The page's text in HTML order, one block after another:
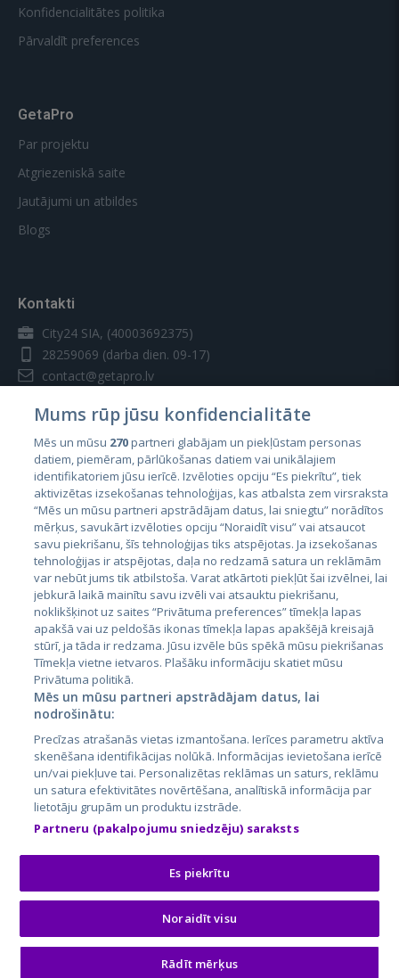
Konfidencialitātes politika
Pārvaldīt preferences
GetaPro
Par projektu
Atgriezeniskā saite
Jautājumi un atbildes
Blogs
Kontakti
City24 SIA, (40003692375)
28259069 (darba dien. 09-17)
contact@getapro.lv
Valstis
Igaunija
Latvija
Lietuva
City24.lv
City24.ee
GetaPro.lv
GetaPro.ee
Skelbiu.lt
Autoplius.lt
Aruodas.lt
CVbankas.lt
Kainos.lt
Paslaugos.lt
auto24.ee
Osta.ee
KuldneBörs.ee
© 2026 GetaPro. Visas tiesības aizsargātas.
Mums rūp jūsu konfidencialitāte
Mēs un mūsu 270partneri glabājam un piekļūstam personas
datiem, piemēram, pārlūkošanas datiem vai unikālajiem
identifikatoriem jūsu ierīcē. Izvēloties opciju “Es piekrītu”, tiek
aktivizētas izsekošanas tehnoloģijas, kas atbalsta zem virsraksta
“Mēs un mūsu partneri apstrādājam datus, lai sniegtu” norādītos
mērķus, savukārt izvēloties opciju “Noraidīt visu” vai atsaucot
savu piekrišanu, šīs tehnoloģijas tiks atspējotas. Ja izsekošanas
tehnoloģijas ir atspējotas, daļa no redzamā satura un reklāmām
var nebūt jums tik atbilstoša. Varat atkārtoti piekļūt šai izvēlnei, lai
jebkurā laikā mainītu savu izvēli vai atsauktu piekrišanu,
noklikšķinot uz saites “Privātuma preferences” tīmekļa lapas
apakšā vai uz peldošās ikonas tīmekļa lapas apakšējā kreisajā
stūrī, ja tāda ir redzama. Jūsu izvēle būs spēkā mūsu piekrišanas
Tīmekļa vietne ietvaros. Plašāku informāciju skatiet mūsu
Privātuma politikā.
Mēs un mūsu partneri apstrādājam datus, lai
nodrošinātu:
Precīzas atrašanās vietas izmantošana. Ierīces parametru aktīva
skenēšana identifikācijas nolūkā. Informācijas ievietošana ierīcē
un/vai piekļuve tai. Personalizētas reklāmas un saturs, reklāmu
un satura efektivitātes novērtēšana, analītiskā informācija par
lietotāju grupām un produktu izstrāde.
Partneru (pakalpojumu sniedzēju) saraksts
Es piekrītu
Noraidīt visu
Rādīt mērķus